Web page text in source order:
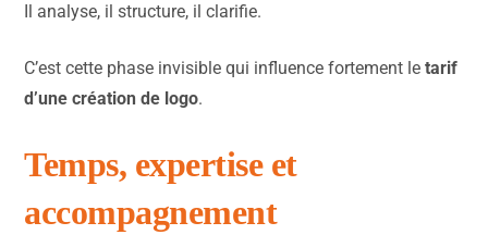
Il analyse, il structure, il clarifie.
C’est cette phase invisible qui influence fortement le tarif
d’une création de logo.
Temps, expertise et
accompagnement